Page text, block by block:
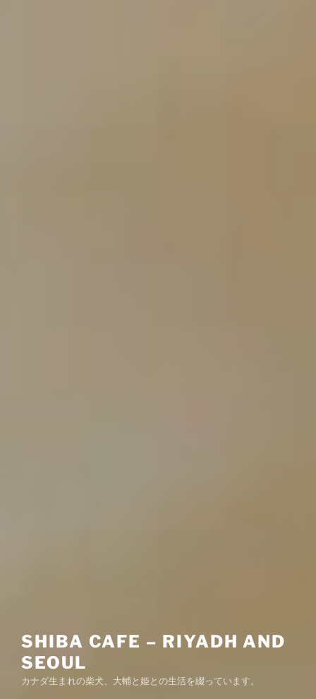
SHIBA CAFE – RIYADH AND
SEOUL
カナダ生まれの柴犬、大輔と姫との生活を綴っています。